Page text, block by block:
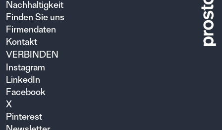
Nachhaltigkeit
Finden Sie uns
Firmendaten
Kontakt
VERBINDEN
Instagram
LinkedIn
Facebook
X
Pinterest